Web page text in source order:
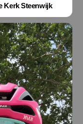
Kerk Steenwijk